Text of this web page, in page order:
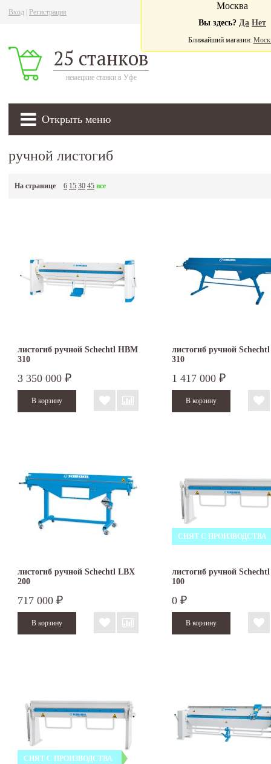
Вход Регистрация
25 станков
немецкие станки в Уфе
Открыть меню
Москва
Вы здесь? Да Нет
Ближайший магазин:
ручной листогиб
На странице 6 15 30 45 все
листогиб ручной Schechtl HBM
310
3 350 000 ₽
листогиб ручной
310
1 417 000 ₽
листогиб ручной Schechtl LBX
200
717 000 ₽
СНЯТ С ПРОИЗВОДСТВА
листогиб ручной
100
0 ₽
СНЯТ С ПРОИЗВОДСТВА